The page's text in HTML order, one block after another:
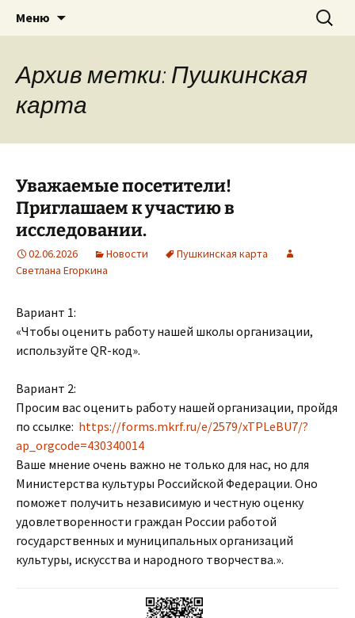
Трубчевская детская школа
искусств
им. А. Вяльцевой
Меню Найти:
Архив метки: Пушкинская
карта
Уважаемые посетители!
Приглашаем к участию в
исследовании.
02.06.2026 Новости
Пушкинская карта
Светлана Егоркина
Вариант 1:
«Чтобы оценить работу нашей школы организации,
используйте QR-код».
Вариант 2:
Просим вас оценить работу нашей организации, пройдя
по ссылке: https://forms.mkrf.ru/e/2579/xTPLeBU7/?
ap_orgcode=430340014
Ваше мнение очень важно не только для нас, но для
Министерства культуры Российской Федерации. Оно
поможет получить независимую и честную оценку
удовлетворенности граждан России работой
государственных и муниципальных организаций
культуры, искусства и народного творчества.».